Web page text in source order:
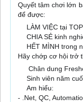
Quyết tâm chơi lớn
để được:
LÀM VIỆC tại
CHIA SẺ kinh
HẾT MÌNH trong
Hãy chớp cơ hội trở
🙆🏻‍♀️Chân dung
Sinh viên năm
Am hiểu:
- .Net, QC,